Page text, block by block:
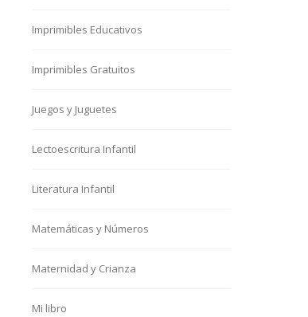
Imprimibles Educativos
Imprimibles Gratuitos
Juegos y Juguetes
Lectoescritura Infantil
Literatura Infantil
Matemáticas y Números
Maternidad y Crianza
Mi libro